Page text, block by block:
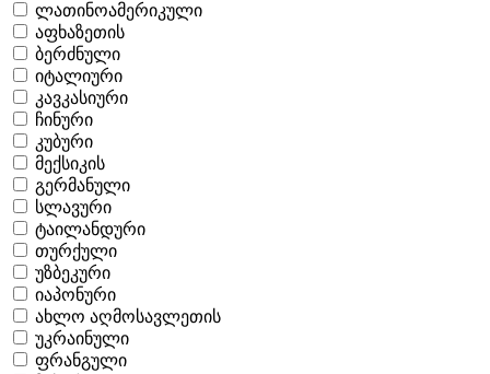
ლათინოამერიკული
აფხაზეთის
ბერძნული
იტალიური
კავკასიური
ჩინური
კუბური
მექსიკის
გერმანული
სლავური
ტაილანდური
თურქული
უზბეკური
იაპონური
ახლო აღმოსავლეთის
უკრაინული
ფრანგული